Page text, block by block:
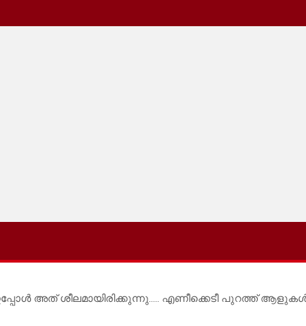
അത് ശീലമായിരിക്കുന്നു….. എണീക്കെടീ പുറത്ത് ആളുകൾ